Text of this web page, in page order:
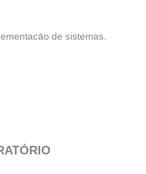
de sistemas.